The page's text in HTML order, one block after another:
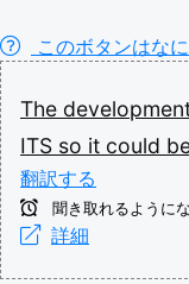
このボタンはな
The
ITS so it could
翻訳する
聞き取れるように
詳細